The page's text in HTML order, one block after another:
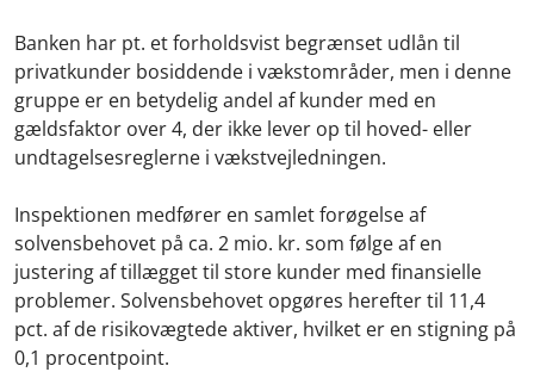
Banken har pt. et forholdsvist begrænset udlån til
privatkunder bosiddende i vækstområder, men i denne
gruppe er en betydelig andel af kunder med en
gældsfaktor over 4, der ikke lever op til hoved- eller
undtagelsesreglerne i vækstvejledningen.
Inspektionen medfører en samlet forøgelse af
solvensbehovet på ca. 2 mio. kr. som følge af en
justering af tillægget til store kunder med finansielle
problemer. Solvensbehovet opgøres herefter til 11,4
pct. af de risikovægtede aktiver, hvilket er en stigning på
0,1 procentpoint.